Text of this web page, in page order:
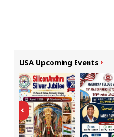
USA Upcoming Events